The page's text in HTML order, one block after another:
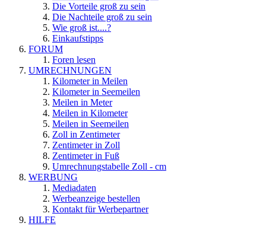
Die Vorteile groß zu sein
Die Nachteile groß zu sein
Wie groß ist....?
Einkaufstipps
FORUM
Foren lesen
UMRECHNUNGEN
Kilometer in Meilen
Kilometer in Seemeilen
Meilen in Meter
Meilen in Kilometer
Meilen in Seemeilen
Zoll in Zentimeter
Zentimeter in Zoll
Zentimeter in Fuß
Umrechnungstabelle Zoll - cm
WERBUNG
Mediadaten
Werbeanzeige bestellen
Kontakt für Werbepartner
HILFE